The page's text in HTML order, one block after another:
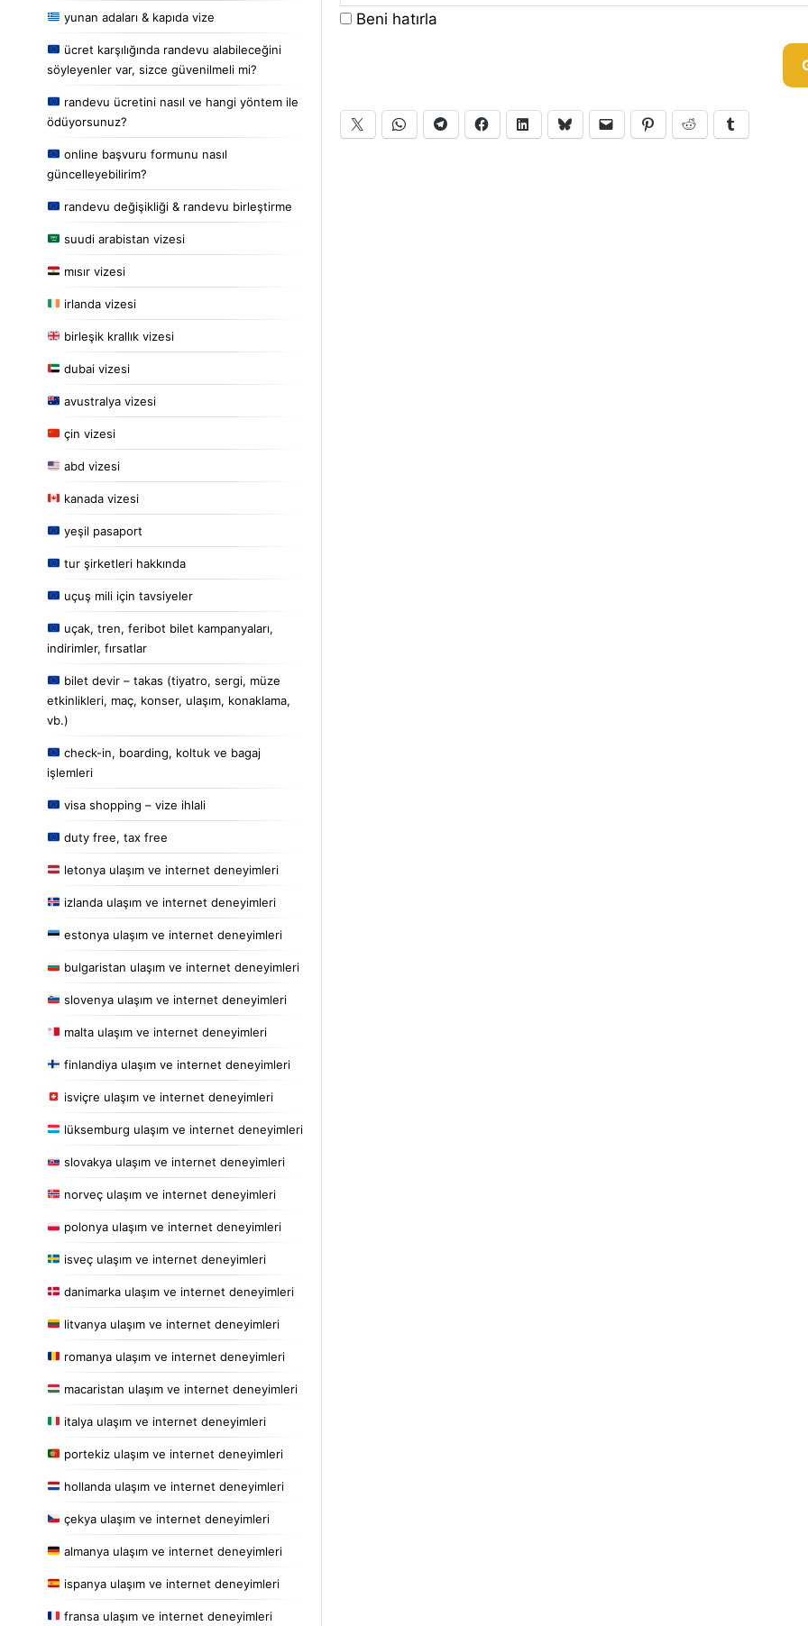
yunan adaları & kapıda vize
ücret karşılığında randevu alabileceğini
söyleyenler var, sizce güvenilmeli mi?
randevu ücretini nasıl ve hangi yöntem ile
ödüyorsunuz?
online başvuru formunu nasıl
güncelleyebilirim?
randevu değişikliği & randevu birleştirme
suudi arabistan vizesi
mısır vizesi
irlanda vizesi
birleşik krallık vizesi
dubai vizesi
avustralya vizesi
çin vizesi
abd vizesi
kanada vizesi
yeşil pasaport
tur şirketleri hakkında
uçuş mili için tavsiyeler
uçak, tren, feribot bilet kampanyaları,
indirimler, fırsatlar
bilet devir – takas (tiyatro, sergi, müze
etkinlikleri, maç, konser, ulaşım, konaklama,
vb.)
check-in, boarding, koltuk ve bagaj
işlemleri
visa shopping – vize ihlali
duty free, tax free
letonya ulaşım ve internet deneyimleri
izlanda ulaşım ve internet deneyimleri
estonya ulaşım ve internet deneyimleri
bulgaristan ulaşım ve internet deneyimleri
slovenya ulaşım ve internet deneyimleri
malta ulaşım ve internet deneyimleri
finlandiya ulaşım ve internet deneyimleri
isviçre ulaşım ve internet deneyimleri
lüksemburg ulaşım ve internet deneyimleri
slovakya ulaşım ve internet deneyimleri
norveç ulaşım ve internet deneyimleri
polonya ulaşım ve internet deneyimleri
isveç ulaşım ve internet deneyimleri
danimarka ulaşım ve internet deneyimleri
litvanya ulaşım ve internet deneyimleri
romanya ulaşım ve internet deneyimleri
macaristan ulaşım ve internet deneyimleri
italya ulaşım ve internet deneyimleri
portekiz ulaşım ve internet deneyimleri
hollanda ulaşım ve internet deneyimleri
çekya ulaşım ve internet deneyimleri
almanya ulaşım ve internet deneyimleri
ispanya ulaşım ve internet deneyimleri
fransa ulaşım ve internet deneyimleri
Beni hatırla